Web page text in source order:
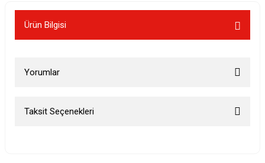
Ürün Bilgisi
Yorumlar
Taksit Seçenekleri